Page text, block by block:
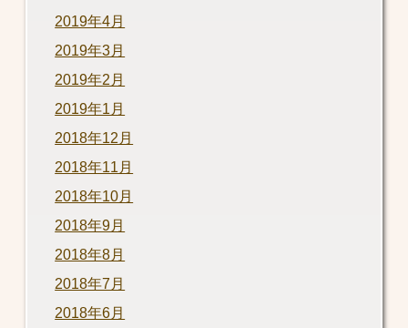
2019年4月
2019年3月
2019年2月
2019年1月
2018年12月
2018年11月
2018年10月
2018年9月
2018年8月
2018年7月
2018年6月